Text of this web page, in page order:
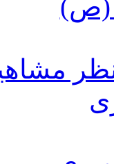
(ص)